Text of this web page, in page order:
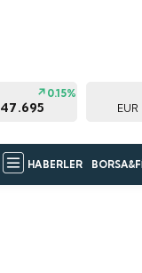
47.695
0.15%
EUR
HABERLER